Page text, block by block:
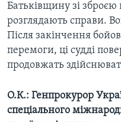
Батьківщину зі
розглядають справи.
Після закінчення
перемоги, ці судді
продовжать
О.К.: Генпрокурор
спеціального